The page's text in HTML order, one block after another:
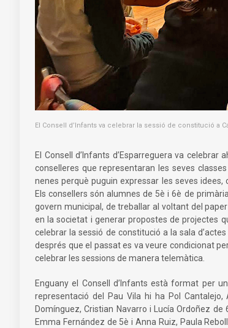
El Consell d’Infants va celebrar la sessió de constitució a
El Consell d’Infants d’Esparreguera va
conselleres que representaran les seves
nenes perquè puguin expressar les seves
Els consellers són alumnes de 5è i 6è de
govern municipal, de treballar al voltant del
en la societat i generar propostes de projectes
celebrar la sessió de constitució a la sala
després que el passat es va veure condicionat
celebrar les sessions de manera telemàtica.
Enguany el Consell d’Infants està format per
representació del Pau Vila hi ha Pol
Domínguez, Cristian Navarro i Lucía Ordoñez
Emma Fernández de 5è i Anna Ruiz, Paula